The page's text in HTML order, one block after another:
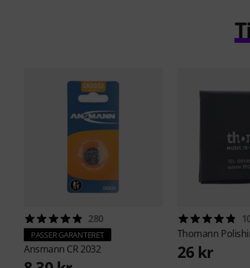
280
PASSER GARANTERET
Ansmann CR 2032
Thomann
26 kr